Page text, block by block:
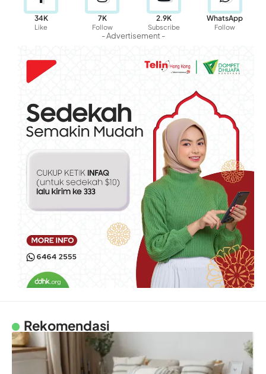
34K
Like
7K
Follow
2.9K
Subscribe
WhatsApp
Follow
- Advertisement -
Rekomendasi